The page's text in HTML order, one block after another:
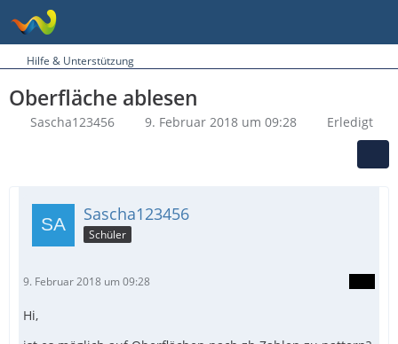
Hilfe & Unterstützung
Oberfläche ablesen
Sascha123456 9. Februar 2018 um 09:28 Erledigt
Sascha123456
Schüler
9. Februar 2018 um 09:28
Hi,